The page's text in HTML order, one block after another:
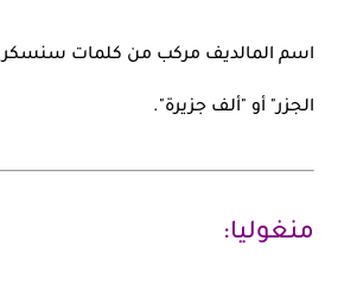
اسم المالديف مركب من كلمات
الجزر" أو "ألف جزيرة".
منغوليا: